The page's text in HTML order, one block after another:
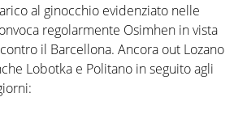
al ginocchio evidenziato nelle
regolarmente Osimhen in vista
il Barcellona. Ancora out Lozano
Lobotka e Politano in seguito agli